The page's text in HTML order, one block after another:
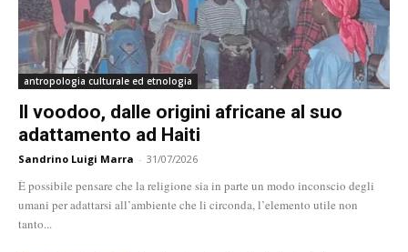
antropologia culturale ed etnologia
Il voodoo, dalle origini africane al suo
adattamento ad Haiti
Sandrino Luigi Marra - 31/07/2026
È possibile pensare che la religione sia in parte un modo inconscio degli
umani per adattarsi all’ambiente che li circonda, l’elemento utile non
tanto...